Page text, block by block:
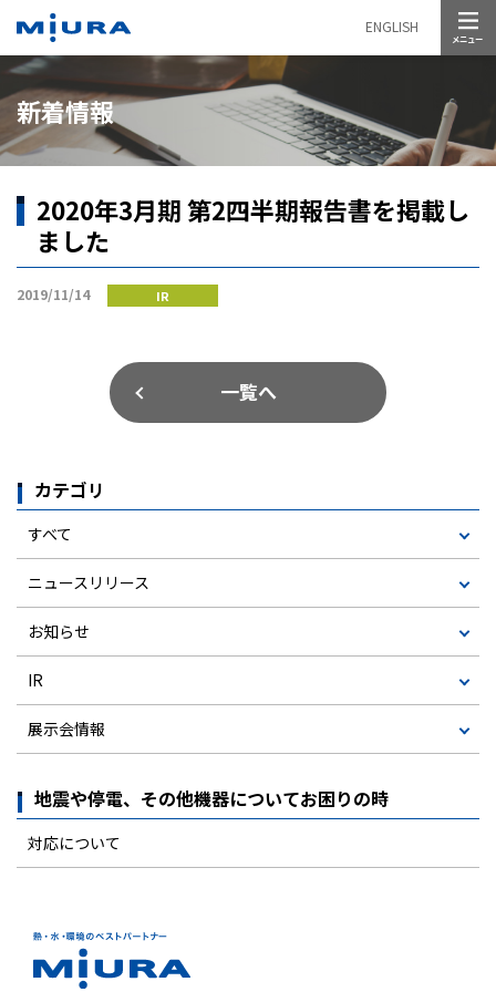
ENGLISH
新着情報
2020年3月期 第2四半期報告書を掲載し
ました
2019/11/14 IR
一覧へ
カテゴリ
すべて
ニュースリリース
お知らせ
IR
展示会情報
地震や停電、その他機器についてお困りの時
対応について